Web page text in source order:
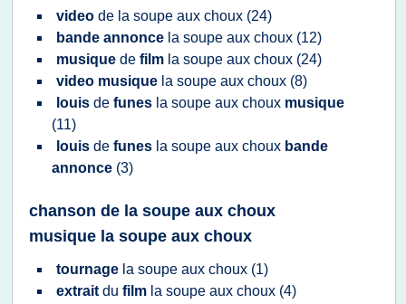
video de la soupe aux choux (24)
bande annonce la soupe aux choux (12)
musique de film la soupe aux choux (24)
video musique la soupe aux choux (8)
louis de funes la soupe aux choux musique
(11)
louis de funes la soupe aux choux bande
annonce (3)
chanson de la soupe aux choux
musique la soupe aux choux
tournage la soupe aux choux (1)
extrait du film la soupe aux choux (4)